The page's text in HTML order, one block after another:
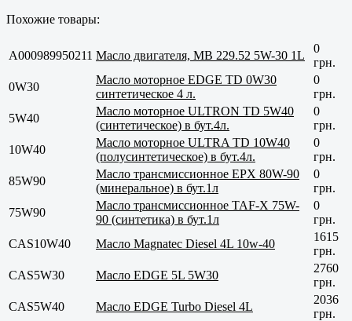
Похожие товары:
A000989950211 Масло двигателя, MB 229.52 5W-30 1L
0
грн.
0W30
Масло моторное EDGE TD 0W30
синтетическое 4 л.
0
грн.
5W40
Масло моторное ULTRON TD 5W40
(синтетическое) в бут.4л.
0
грн.
10W40
Масло моторное ULTRA TD 10W40
(полусинтетическое) в бут.4л.
0
грн.
85W90
Масло трансмиссионное EPX 80W-90
(минеральное) в бут.1л
0
грн.
75W90
Масло трансмиссионное TAF-X 75W-
90 (синтетика) в бут.1л
0
грн.
CAS10W40
Масло Magnatec Diesel 4L 10w-40
1615
грн.
CAS5W30
Масло EDGE 5L 5W30
2760
грн.
CAS5W40
Масло EDGE Turbo Diesel 4L
2036
грн.